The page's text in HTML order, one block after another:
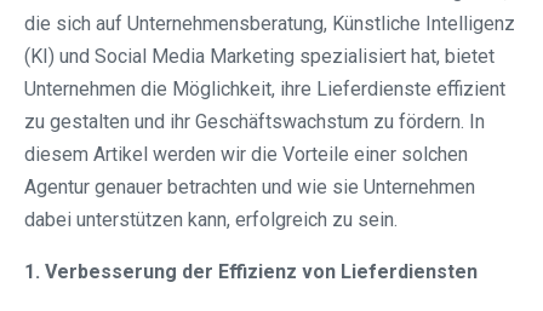
die sich auf Unternehmensberatung, Künstliche Intelligenz
(KI) und Social Media Marketing spezialisiert hat, bietet
Unternehmen die Möglichkeit, ihre Lieferdienste effizient
zu gestalten und ihr Geschäftswachstum zu fördern. In
diesem Artikel werden wir die Vorteile einer solchen
Agentur genauer betrachten und wie sie Unternehmen
dabei unterstützen kann, erfolgreich zu sein.
1. Verbesserung der Effizienz von Lieferdiensten